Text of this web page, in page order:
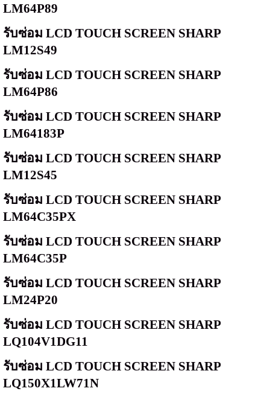
LM64P89
รับซ่อม LCD TOUCH SCREEN SHARP
LM12S49
รับซ่อม LCD TOUCH SCREEN SHARP
LM64P86
รับซ่อม LCD TOUCH SCREEN SHARP
LM64183P
รับซ่อม LCD TOUCH SCREEN SHARP
LM12S45
รับซ่อม LCD TOUCH SCREEN SHARP
LM64C35PX
รับซ่อม LCD TOUCH SCREEN SHARP
LM64C35P
รับซ่อม LCD TOUCH SCREEN SHARP
LM24P20
รับซ่อม LCD TOUCH SCREEN SHARP
LQ104V1DG11
รับซ่อม LCD TOUCH SCREEN SHARP
LQ150X1LW71N